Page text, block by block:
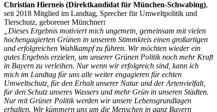
Christian Hierneis (Direktkandidat für München-Schwabing),
seit 2018 Mitglied im Landtag, Sprecher für Umweltpolitik und
Tierschutz, geborener Münchner:
„Dieses Ergebnis motiviert mich ungemein, gemeinsam mit vielen
hochengagierten Grünen in unserem Stimmkreis einen großartigen
und erfolgreichen Wahlkampf zu führen. Wir möchten wieder ein
gutes Ergebnis erzielen, um unserer Grünen Politik noch mehr Kraft
in Bayern zu verleihen. Nur wenn wir erfolgreich sind, kann ich
mich im Landtag für uns alle weiter engagieren für echten
Umweltschutz, für den Erhalt unserer Natur und der Artenvielfalt,
für den Schutz unseres Wassers und mehr Grün in unseren Städten.
Nur mit Grüner Politik werden wir unsere Lebensgrundlagen
erhalten. Wir kümmern uns um die Menschen in ganz Bayern